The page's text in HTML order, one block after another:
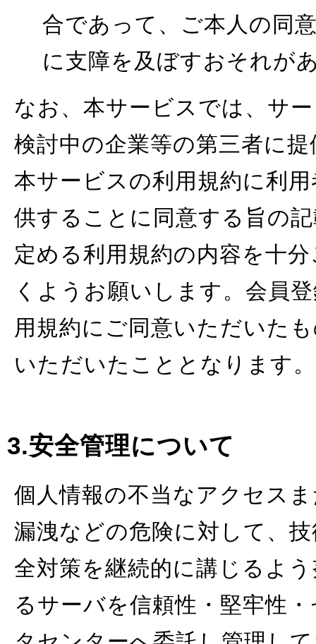
合であって、ご本人の同
に支障を及ぼすおそれが
なお、本サービスでは、サ
検討中の企業等の第三者に
本サービスの利用規約に利
供することに同意する旨の
定める利用規約の内容を十
くようお願いします。会員
用規約にご同意いただいた
いただいたこととなります。
3.安全管理について
個人情報の不当なアクセス
漏洩などの危険に対して、
全対策を継続的に講じるよ
るサーバを信頼性・堅牢性